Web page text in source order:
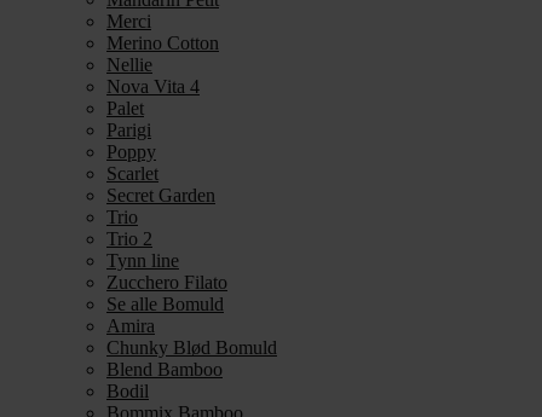
Merci
Merino Cotton
Nellie
Nova Vita 4
Palet
Parigi
Poppy
Scarlet
Secret Garden
Trio
Trio 2
Tynn line
Zucchero Filato
Se alle Bomuld
Amira
Chunky Blød Bomuld
Blend Bamboo
Bodil
Bommix Bamboo